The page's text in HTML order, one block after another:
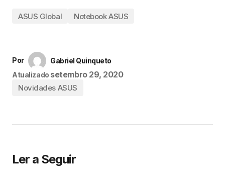
ASUS Global Notebook ASUS
Por
Gabriel Quinqueto
Atualizado setembro 29, 2020
Novidades ASUS
Ler a Seguir